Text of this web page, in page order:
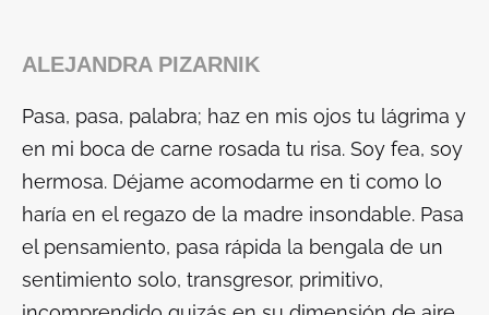
ALEJANDRA PIZARNIK
Pasa, pasa, palabra; haz en mis ojos tu lágrima y
en mi boca de carne rosada tu risa. Soy fea, soy
hermosa. Déjame acomodarme en ti como lo
haría en el regazo de la madre insondable. Pasa
el pensamiento, pasa rápida la bengala de un
sentimiento solo, transgresor, primitivo,